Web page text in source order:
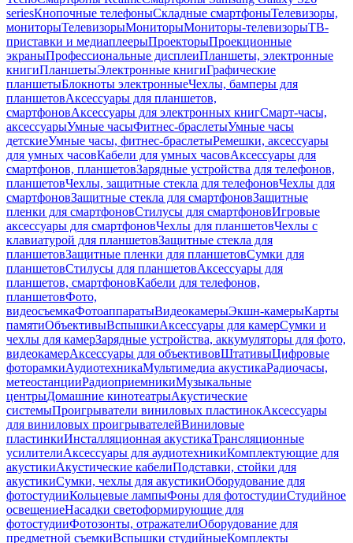
seriesКнопочные телефоныСкладные смартфоныТелевизоры,
мониторыТелевизорыМониторыМониторы-телевизорыТВ-
приставки и медиаплеерыПроекторыПроекционные
экраныПрофессиональные дисплеиПланшеты, электронные
книгиПланшетыЭлектронные книгиГрафические
планшетыБлокноты электронныеЧехлы, бамперы для
планшетовАксессуары для планшетов,
смартфоновАксессуары для электронных книгСмарт-часы,
аксессуарыУмные часыФитнес-браслетыУмные часы
детскиеУмные часы, фитнес-браслетыРемешки, аксессуары
для умных часовКабели для умных часовАксессуары для
смартфонов, планшетовЗарядные устройства для телефонов,
планшетовЧехлы, защитные стекла для телефоновЧехлы для
смартфоновЗащитные стекла для смартфоновЗащитные
пленки для смартфоновСтилусы для смартфоновИгровые
аксессуары для смартфоновЧехлы для планшетовЧехлы с
клавиатурой для планшетовЗащитные стекла для
планшетовЗащитные пленки для планшетовСумки для
планшетовСтилусы для планшетовАксессуары для
планшетов, смартфоновКабели для телефонов,
планшетовФото,
видеосъемкаФотоаппаратыВидеокамерыЭкшн-камерыКарты
памятиОбъективыВспышкиАксессуары для камерСумки и
чехлы для камерЗарядные устройства, аккумуляторы для фото,
видеокамерАксессуары для объективовШтативыЦифровые
фоторамкиАудиотехникаМультимедиа акустикаРадиочасы,
метеостанцииРадиоприемникиМузыкальные
центрыДомашние кинотеатрыАкустические
системыПроигрыватели виниловых пластинокАксессуары
для виниловых проигрывателейВиниловые
пластинкиИнсталляционная акустикаТрансляционные
усилителиАксессуары для аудиотехникиКомплектующие для
акустикиАкустические кабелиПодставки, стойки для
акустикиСумки, чехлы для акустикиОборудование для
фотостудииКольцевые лампыФоны для фотостудииСтудийное
освещениеНасадки светоформирующие для
фотостудииФотозонты, отражателиОборудование для
предметной съемкиВспышки студийныеКомплекты